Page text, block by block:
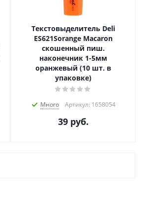
Текстовыделитель Deli
ES621Sorange Macaron
скошенный пиш.
наконечник 1-5мм
оранжевый (10 шт. в
упаковке)
Много Артикул: 1658054
39руб.